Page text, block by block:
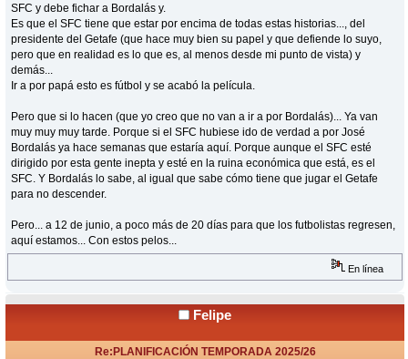
SFC y debe fichar a Bordalás y.
Es que el SFC tiene que estar por encima de todas estas historias..., del
presidente del Getafe (que hace muy bien su papel y que defiende lo suyo,
pero que en realidad es lo que es, al menos desde mi punto de vista) y
demás...
Ir a por papá esto es fútbol y se acabó la película.
Pero que si lo hacen (que yo creo que no van a ir a por Bordalás)... Ya van
muy muy muy tarde. Porque si el SFC hubiese ido de verdad a por José
Bordalás ya hace semanas que estaría aquí. Porque aunque el SFC esté
dirigido por esta gente inepta y esté en la ruina económica que está, es el
SFC. Y Bordalás lo sabe, al igual que sabe cómo tiene que jugar el Getafe
para no descender.
Pero... a 12 de junio, a poco más de 20 días para que los futbolistas regresen,
aquí estamos... Con estos pelos...
En línea
Felipe
Re:PLANIFICACIÓN TEMPORADA 2025/26